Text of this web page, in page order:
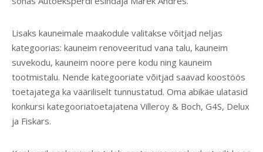
Lisaks kauneimale maakodule valitakse võitjad neljas
kategoorias: kauneim renoveeritud vana talu, kauneim
suvekodu, kauneim noore pere kodu ning kauneim
tootmistalu. Nende kategooriate võitjad saavad koostöös
toetajatega ka vääriliselt tunnustatud. Oma abikäe ulatasid
konkursi kategooriatoetajatena Villeroy & Boch, G4S, Delux
ja Fiskars.